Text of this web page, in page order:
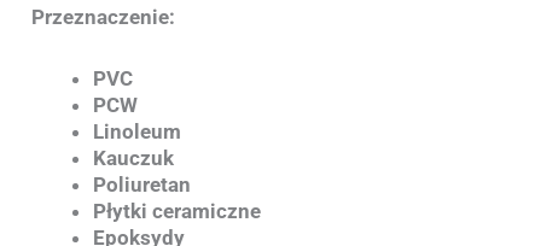
Przeznaczenie:
PVC
PCW
Linoleum
Kauczuk
Poliuretan
Płytki ceramiczne
Epoksydy